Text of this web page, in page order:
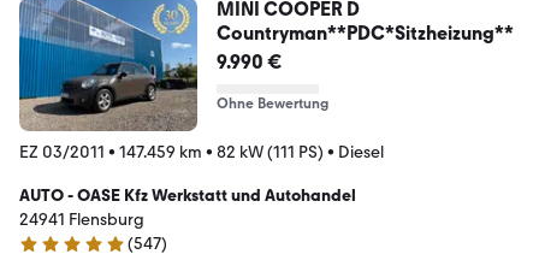
MINI COOPER D
Countryman**PDC*Sitzheizung**
9.990 €
Ohne Bewertung
EZ 03/2011 • 147.459 km • 82 kW (111 PS) • Diesel
AUTO - OASE Kfz Werkstatt und Autohandel
24941 Flensburg
4.9 Sterne
(547)